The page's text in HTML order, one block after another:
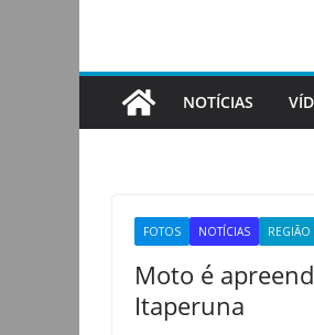
NOTÍCIAS
FOTOS NOTÍCIAS REGIÃO
Moto é
Itaperuna